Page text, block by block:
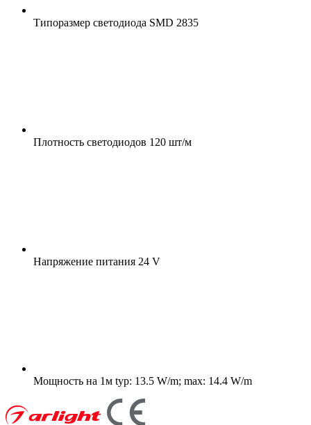
Типоразмер светодиода SMD 2835
Плотность светодиодов 120 шт/м
Напряжение питания 24 V
Мощность на 1м typ: 13.5 W/m; max: 14.4 W/m